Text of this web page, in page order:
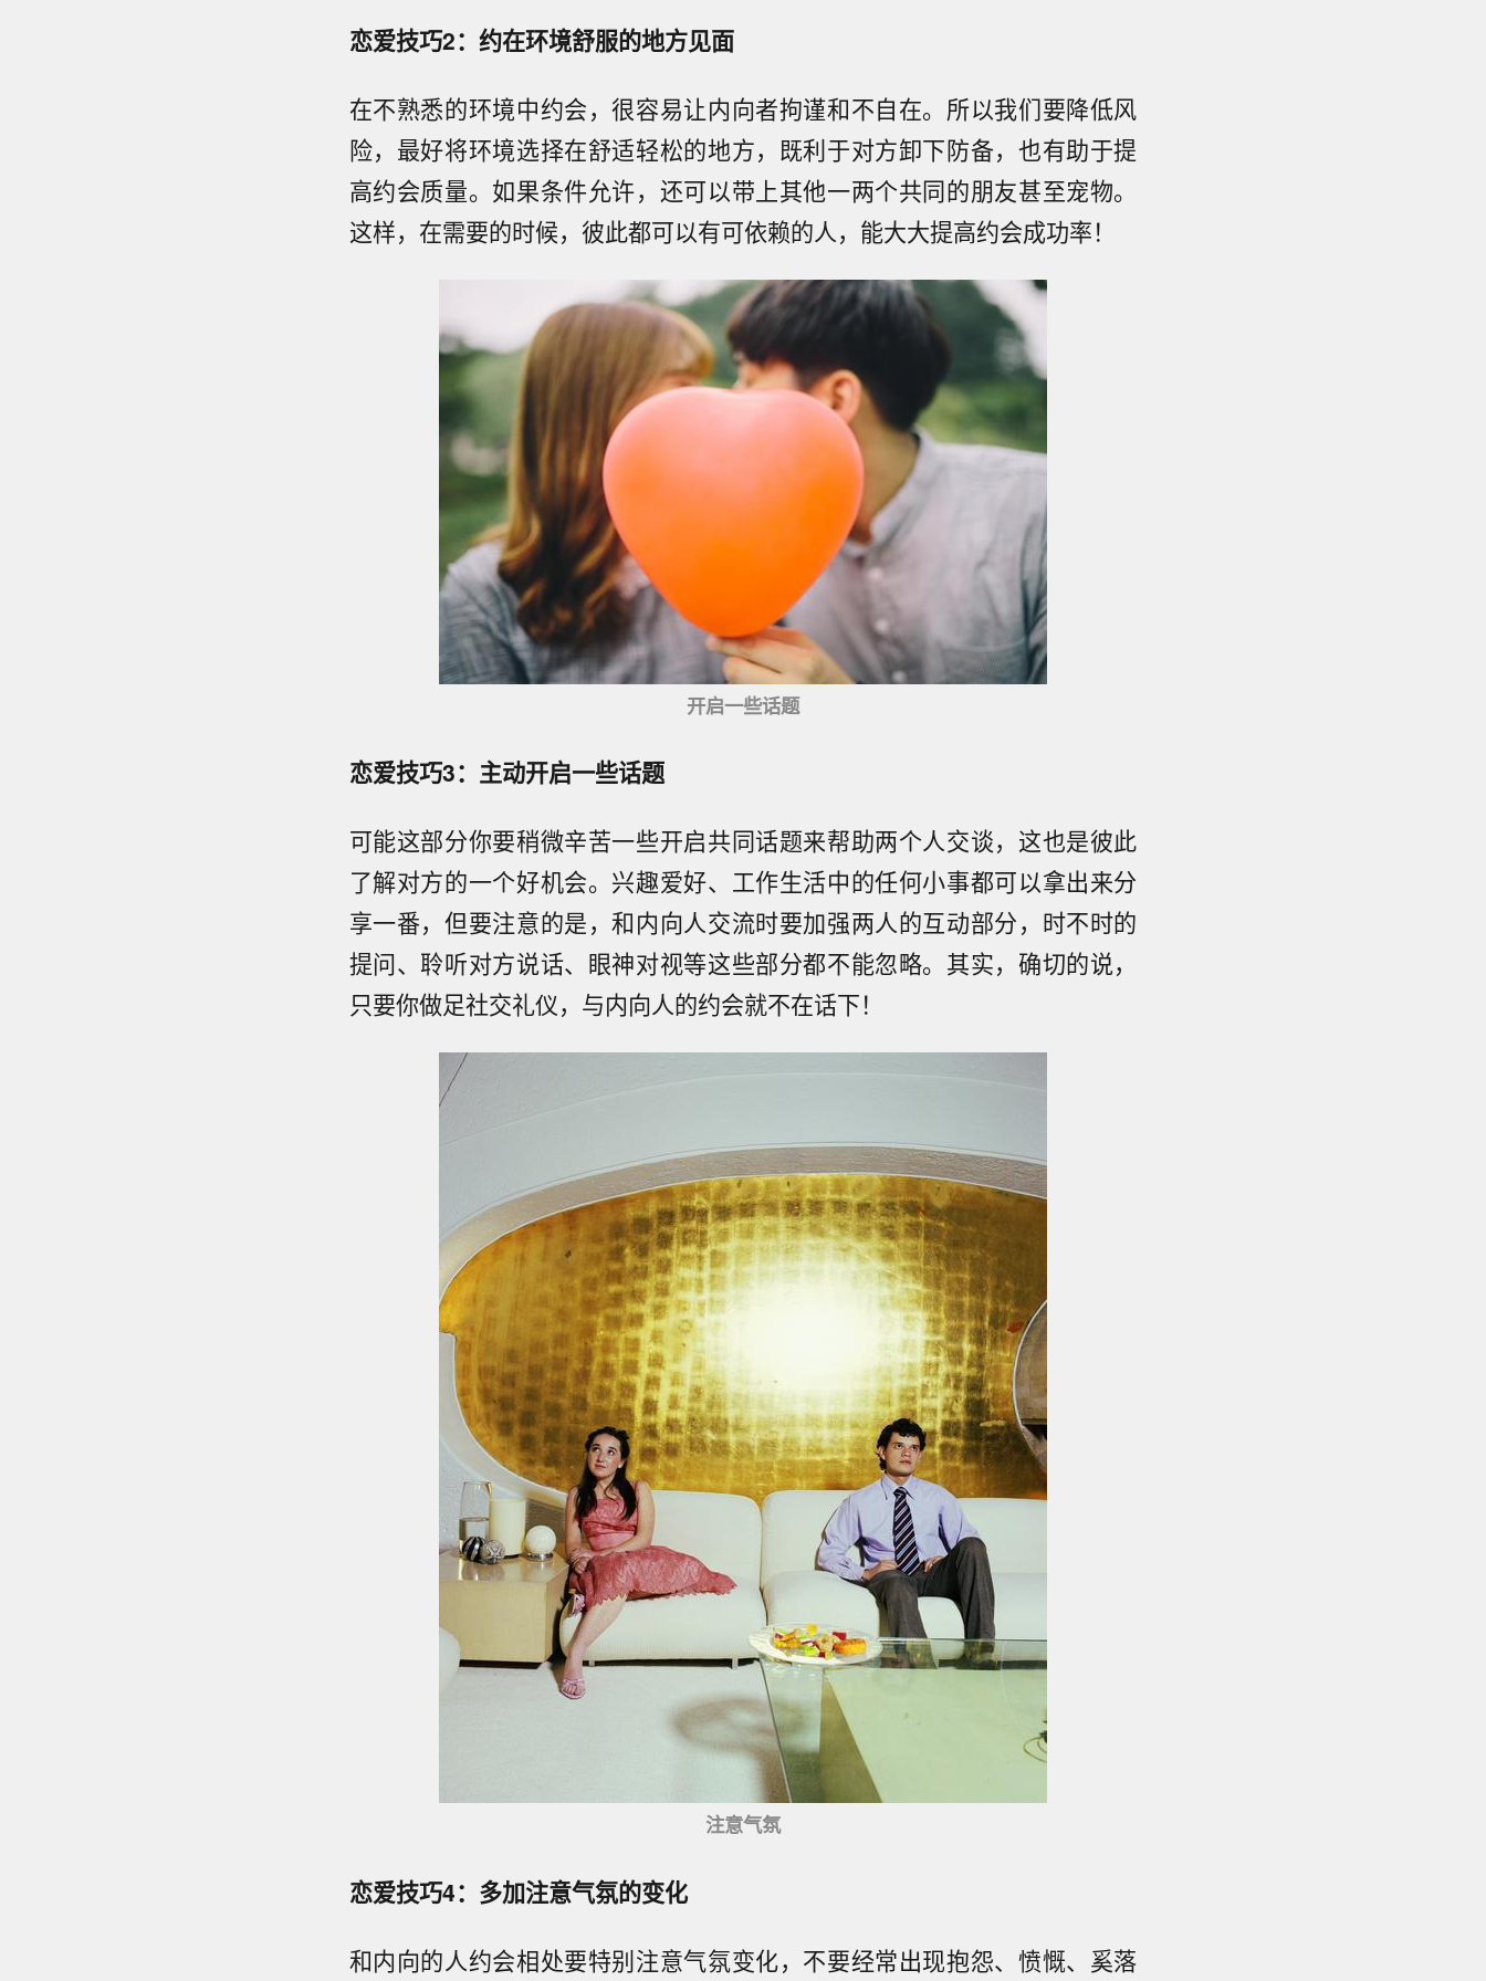
恋爱技巧2：约在环境舒服的地方见面
在不熟悉的环境中约会，很容易让内向者拘谨和不自在。所以我们要降低风
险，最好将环境选择在舒适轻松的地方，既利于对方卸下防备，也有助于提
高约会质量。如果条件允许，还可以带上其他一两个共同的朋友甚至宠物。
这样，在需要的时候，彼此都可以有可依赖的人，能大大提高约会成功率！
开启一些话题
恋爱技巧3：主动开启一些话题
可能这部分你要稍微辛苦一些开启共同话题来帮助两个人交谈，这也是彼此
了解对方的一个好机会。兴趣爱好、工作生活中的任何小事都可以拿出来分
享一番，但要注意的是，和内向人交流时要加强两人的互动部分，时不时的
提问、聆听对方说话、眼神对视等这些部分都不能忽略。其实，确切的说，
只要你做足社交礼仪，与内向人的约会就不在话下！
注意气氛
恋爱技巧4：多加注意气氛的变化
和内向的人约会相处要特别注意气氛变化，不要经常出现抱怨、愤慨、奚落